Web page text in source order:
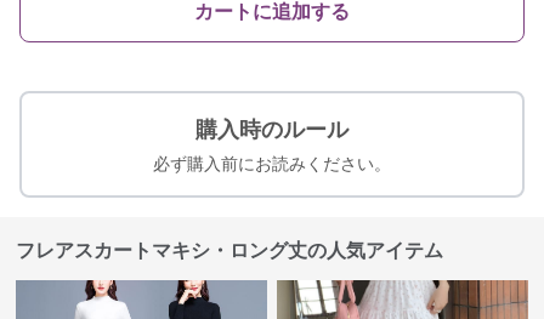
カートに追加する
購入時のルール
必ず購入前にお読みください。
フレアスカートマキシ・ロング丈の人気アイテム